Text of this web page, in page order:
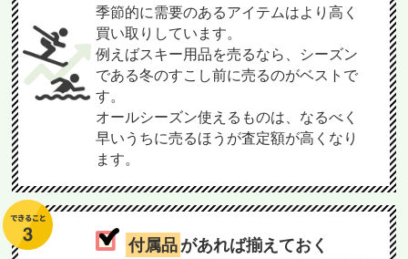
季節的に需要のあるアイテムはより高く
買い取りしています。
例えばスキー用品を売るなら、シーズン
である冬のすこし前に売るのがベストで
す。
オールシーズン使えるものは、なるべく
早いうちに売るほうが査定額が高くなり
ます。
付属品があれば揃えておく